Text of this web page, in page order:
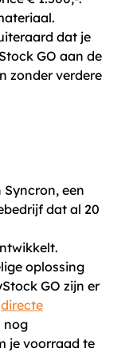
dat je
GO aan de
zonder verdere
een
dat al 20
oplossing
GO zijn er
directe
nog
je voorraad te